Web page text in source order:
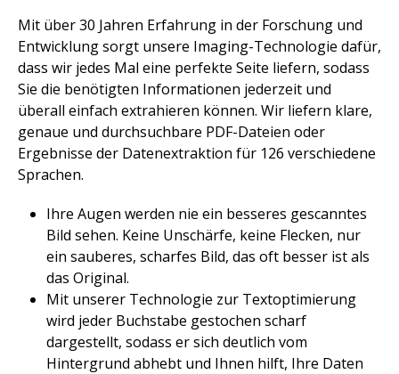
Mit über 30 Jahren Erfahrung in der Forschung und
Entwicklung sorgt unsere Imaging-Technologie dafür,
dass wir jedes Mal eine perfekte Seite liefern, sodass
Sie die benötigten Informationen jederzeit und
überall einfach extrahieren können. Wir liefern klare,
genaue und durchsuchbare PDF-Dateien oder
Ergebnisse der Datenextraktion für 126 verschiedene
Sprachen. ​
Ihre Augen werden nie ein besseres gescanntes
Bild sehen. Keine Unschärfe, keine Flecken, nur
ein sauberes, scharfes Bild, das oft besser ist als
das Original. ​
Mit unserer Technologie zur Textoptimierung
wird jeder Buchstabe gestochen scharf
dargestellt, sodass er sich deutlich vom
Hintergrund abhebt und Ihnen hilft, Ihre Daten